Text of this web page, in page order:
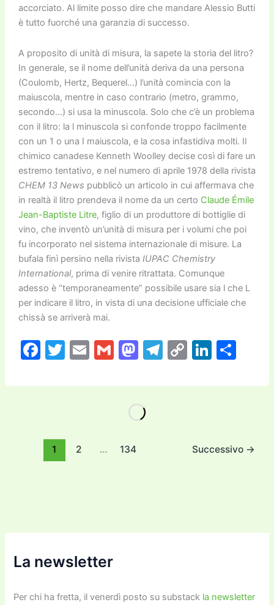
accorciato. Al limite posso dire che mandare Alessio Butti
è tutto fuorché una garanzia di successo.
A proposito di unità di misura, la sapete la storia del litro?
In generale, se il nome dell’unità deriva da una persona
(Coulomb, Hertz, Bequerel…) l’unità comincia con la
maiuscola, mentre in caso contrario (metro, grammo,
secondo…) si usa la minuscola. Solo che c’è un problema
con il litro: la l minuscola si confonde troppo facilmente
con un 1 o una I maiuscola, e la cosa infastidiva molti. Il
chimico canadese Kenneth Woolley decise così di fare un
estremo tentativo, e nel numero di aprile 1978 della rivista
CHEM 13 News pubblicò un articolo in cui affermava che
in realtà il litro prendeva il nome da un certo Claude Émile
Jean-Baptiste Litre, figlio di un produttore di bottiglie di
vino, che inventò un’unità di misura per i volumi che poi
fu incorporato nel sistema internazionale di misure. La
bufala finì persino nella rivista IUPAC Chemistry
International, prima di venire ritrattata. Comunque
adesso è “temporaneamente” possibile usare sia l che L
per indicare il litro, in vista di una decisione ufficiale che
chissà se arriverà mai.
F
c
o
T
itt
E
ai
G
ai
M
st
o
d
T
e
C
p
n
Li
k
n
C
n
di
1 2 … 134 Successivo →
La newsletter
Per chi ha fretta, il venerdì posto su substack la newsletter